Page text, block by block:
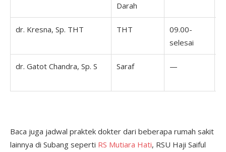
Darah
dr. Kresna, Sp. THT THT
09.00-
selesai
dr. Gatot Chandra, Sp. S Saraf —
Baca juga jadwal praktek dokter dari beberapa rumah sakit
lainnya di Subang seperti RS Mutiara Hati, RSU Haji Saiful